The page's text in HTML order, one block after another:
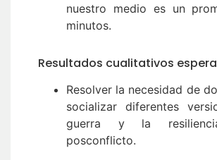
nuestro medio es un
minutos.
Resultados cualitativos
Resolver la necesidad de
socializar diferentes
guerra y la
posconflicto.